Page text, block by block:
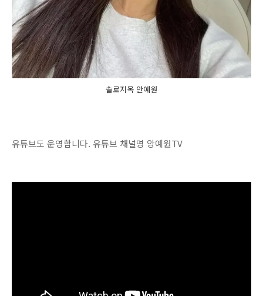
솔로지옥 안예원
유튜브도 운영합니다. 유튜브 채널명 앙예원TV